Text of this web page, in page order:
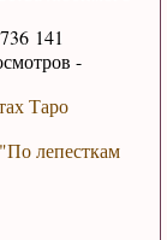
141
-
Таро
лепесткам